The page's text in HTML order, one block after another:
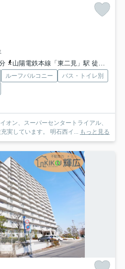
山陽電鉄本線「東二見」駅 徒歩30分
ルーフバルコニー
バス・トイレ別
オン、スーパーセンタートライアル、
実しています。 明石西イ... もっと見る